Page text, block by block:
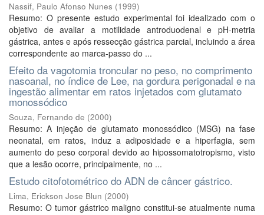
Nassif, Paulo Afonso Nunes (1999)
Resumo: O presente estudo experimental foi idealizado com o
objetivo de avaliar a motilidade antroduodenal e pH-metria
gástrica, antes e após ressecção gástrica parcial, incluindo a área
correspondente ao marca-passo do ...
Efeito da vagotomia troncular no peso, no comprimento
nasoanal, no índice de Lee, na gordura perigonadal e na
ingestão alimentar em ratos injetados com glutamato
monossódico
Souza, Fernando de (2000)
Resumo: A injeção de glutamato monossódico (MSG) na fase
neonatal, em ratos, induz a adiposidade e a hiperfagia, sem
aumento do peso corporal devido ao hipossomatotropismo, visto
que a lesão ocorre, principalmente, no ...
Estudo citofotométrico do ADN de câncer gástrico.
Lima, Erickson Jose Blun (2000)
Resumo: O tumor gástrico maligno constitui-se atualmente numa